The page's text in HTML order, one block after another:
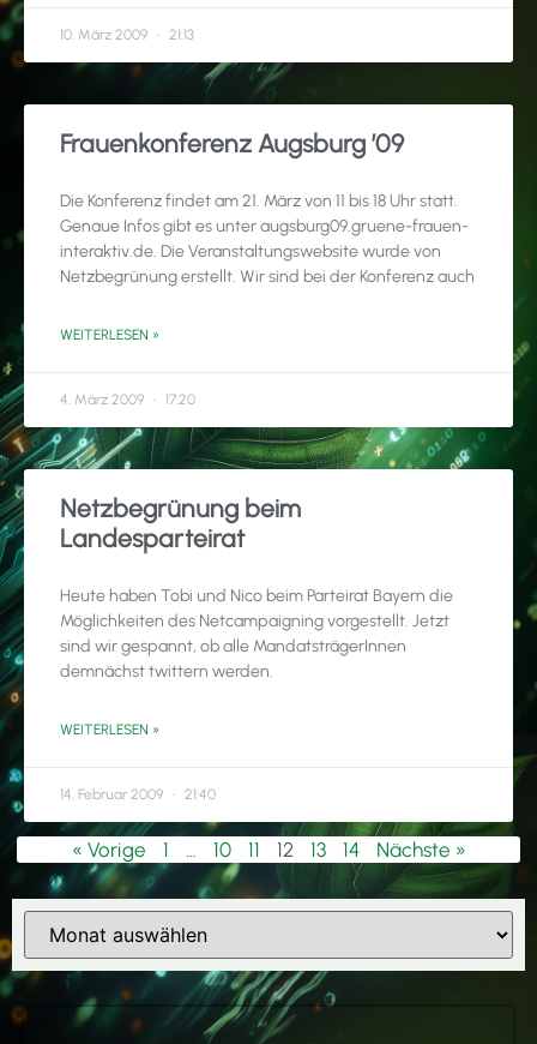
10. März 2009 21:13
Frauenkonferenz Augsburg ’09
Die Konferenz findet am 21. März von 11 bis 18 Uhr statt.
Genaue Infos gibt es unter augsburg09.gruene-frauen-
interaktiv.de. Die Veranstaltungswebsite wurde von
Netzbegrünung erstellt. Wir sind bei der Konferenz auch
WEITERLESEN »
4. März 2009 17:20
Netzbegrünung beim
Landesparteirat
Heute haben Tobi und Nico beim Parteirat Bayern die
Möglichkeiten des Netcampaigning vorgestellt. Jetzt
sind wir gespannt, ob alle MandatsträgerInnen
demnächst twittern werden.
WEITERLESEN »
14. Februar 2009 21:40
« Vorige 1 10 11 12 13 14 Nächste »